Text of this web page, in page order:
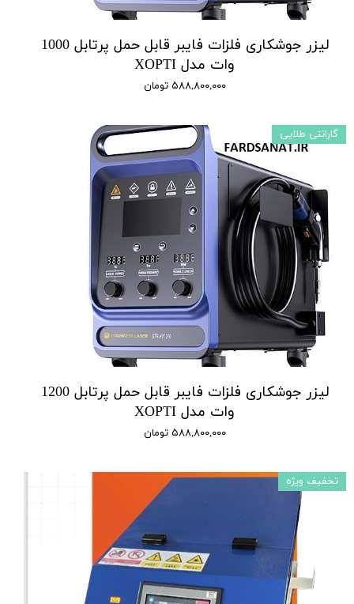
لیزر جوشکاری فلزات فایبر قابل حمل پرتابل 1000
وات مدل XOPTI
۵۸۸,۸۰۰,۰۰۰ تومان
لیزر جوشکاری فلزات فایبر قابل حمل پرتابل 1200
وات مدل XOPTI
۵۸۸,۸۰۰,۰۰۰ تومان
گارانتی طلایی
تخفیف ویژه